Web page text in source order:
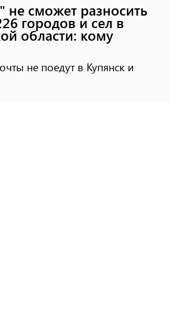
не сможет разносить
городов и сел в
области: кому
не поедут в Купянск и